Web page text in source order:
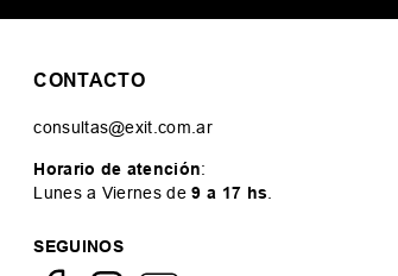
CONTACTO
consultas@exit.com.ar
Horario de atención:
Lunes a Viernes de9 a 17 hs
SEGUINOS